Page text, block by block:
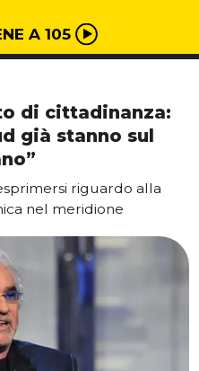
A 105
di cittadinanza:
già stanno sul
riguardo alla
nel meridione